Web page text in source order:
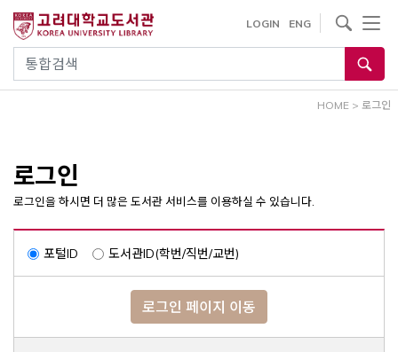
건
통합검색
LOGIN ENG
사이트내 검색
HOME > 로그인
로그인
로그인을 하시면 더 많은 도서관 서비스를 이용하실 수 있습니다.
포털ID 도서관ID(학번/직번/교번)
로그인 페이지 이동